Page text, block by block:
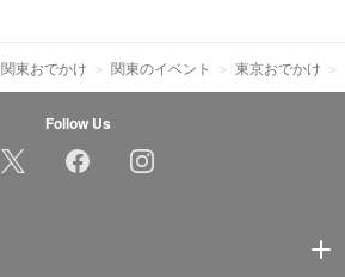
関東おでかけ 関東のイベント 東京おでかけ
Follow Us